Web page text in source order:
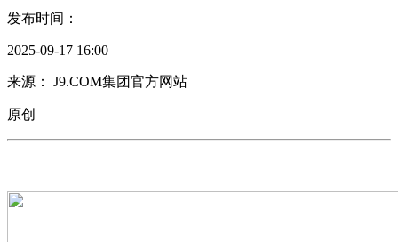
发布时间：
2025-09-17 16:00
来源： J9.COM集团官方网站
原创